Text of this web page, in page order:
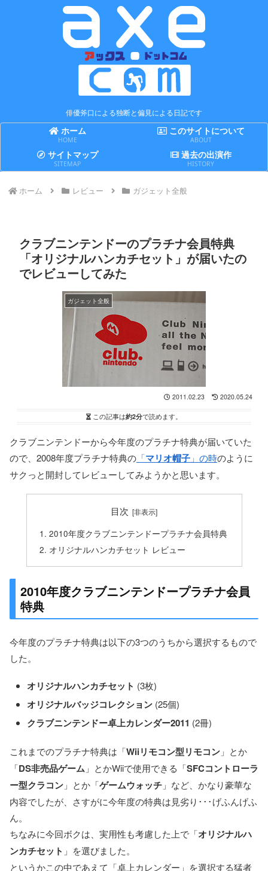
俳優斧口による独断と偏見による日記です
ホーム
HOME
このサイトについて
ABOUT
サイトマップ
SITEMAP
過去の出演作
HISTORY
ホーム レビュー ガジェット全般
クラブニンテンドーのプラチナ会員特典
「オリジナルハンカチセット」が届いたの
でレビューしてみた
ガジェット全般
2011.02.23 2020.05.24
この記事は約2分で読めます。
クラブニンテンドーから今年度のプラチナ特典が届いていた
ので、2008年度プラチナ特典の 「マリオ帽子 」の時のように
サクっと開封してレビューしてみようかと思います。
目次
2010年度クラブニンテンドープラチナ会員特典
オリジナルハンカチセット レビュー
2010年度クラブニンテンドープラチナ会員
特典
今年度のプラチナ特典は以下の3つのうちから選択するもので
した。
オリジナルハンカチセット (3枚)
オリジナルバッジコレクション (25個)
クラブニンテンドー卓上カレンダー2011 (2冊)
これまでのプラチナ特典は「Wiiリモコン型リモコン 」とか
「DS非売品ゲーム 」とかWiiで使用できる「SFCコントローラ
ー型クラコン 」とか「ゲームウォッチ 」など、かなり豪華な
内容でしたが、さすがに今年度の特典は見劣り･･･げふんげふ
ん。
ちなみに今回ボクは、実用性も考慮した上で「オリジナルハ
ンカチセット 」を選びました。
というかこの中であえて「卓上カレンダー」を選択する猛者